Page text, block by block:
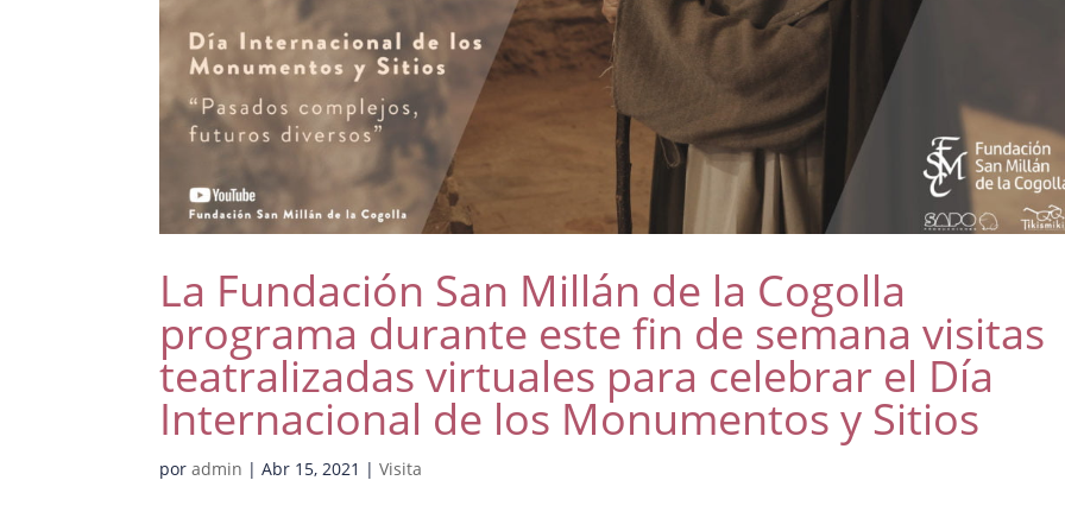
La Fundación San Millán de la Cogolla
programa durante este fin de semana visitas
teatralizadas virtuales para celebrar el Día
Internacional de los Monumentos y Sitios
poradmin |Abr 15, 2021 |Visita